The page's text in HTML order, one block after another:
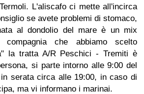
L'aliscafo ci mette all'incirca
se avete problemi di stomaco,
al dondolio del mare è un mix
che abbiamo scelto
la tratta A/R Peschici - Tremiti è
si parte intorno alle 9:00 del
serata circa alle 19:00, in caso di
ma vi informano i marinai.